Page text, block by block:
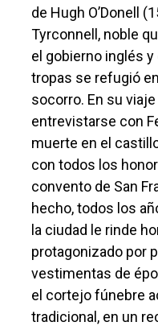
de Hugh O’Donell
Tyrconnell, noble
el gobierno inglés
tropas se refugió
socorro. En su
entrevistarse con
muerte en el
con todos los
convento de San
hecho, todos los
la ciudad le rinde
protagonizado por
vestimentas de
el cortejo fúnebre
tradicional, en un